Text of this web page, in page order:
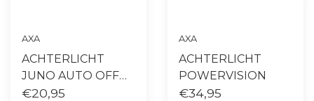
AXA
ACHTERLICHT
JUNO AUTO OFF
BATTERIJ 80MM
€20,95
AXA
ACHTERLICHT
POWERVISION
€34,95